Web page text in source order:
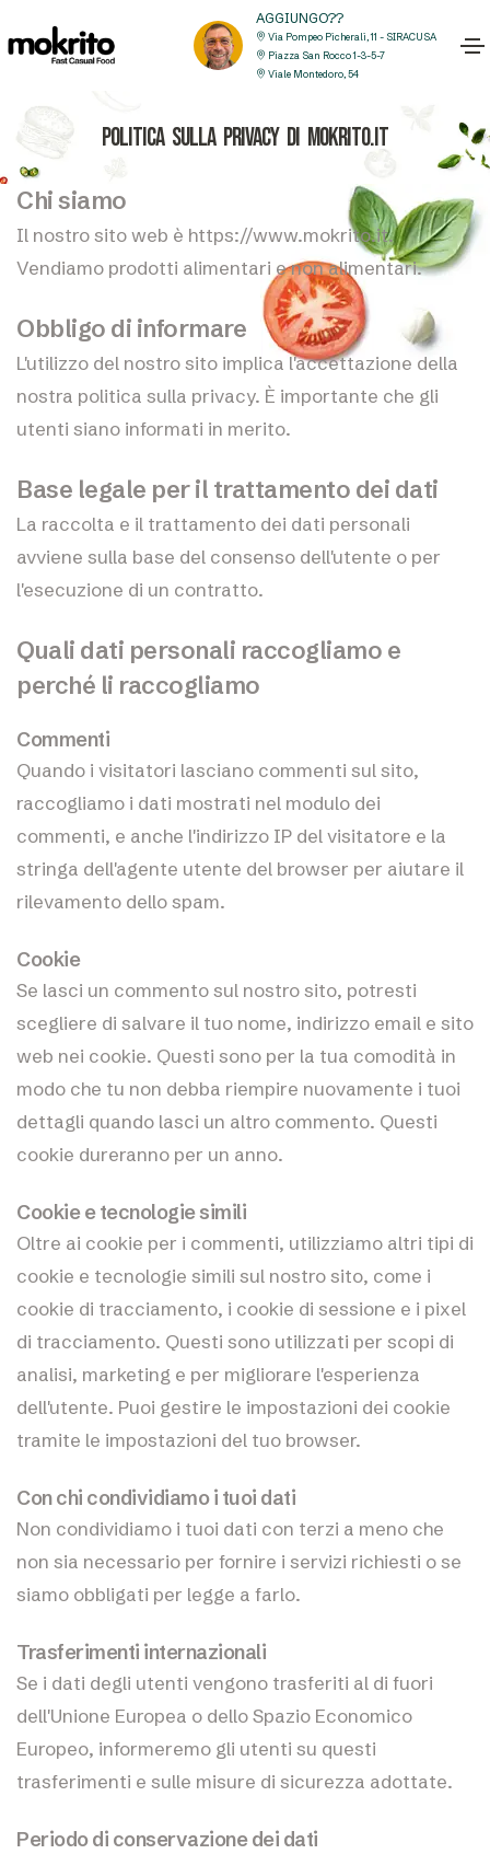
AGGIUNGO??
Via Pompeo Picherali, 11 - SIRACUSA
Piazza San Rocco 1-3-5-7
Viale Montedoro, 54
Politica sulla Privacy di Mokrito.it
Chi siamo
Il nostro sito web è https://www.mokrito.it.
Vendiamo prodotti alimentari e non alimentari.
Obbligo di informare
L'utilizzo del nostro sito implica l'accettazione della
nostra politica sulla privacy. È importante che gli
utenti siano informati in merito.
Base legale per il trattamento dei dati
La raccolta e il trattamento dei dati personali
avviene sulla base del consenso dell'utente o per
l'esecuzione di un contratto.
Quali dati personali raccogliamo e
perché li raccogliamo
Commenti
Quando i visitatori lasciano commenti sul sito,
raccogliamo i dati mostrati nel modulo dei
commenti, e anche l'indirizzo IP del visitatore e la
stringa dell'agente utente del browser per aiutare il
rilevamento dello spam.
Cookie
Se lasci un commento sul nostro sito, potresti
scegliere di salvare il tuo nome, indirizzo email e sito
web nei cookie. Questi sono per la tua comodità in
modo che tu non debba riempire nuovamente i tuoi
dettagli quando lasci un altro commento. Questi
cookie dureranno per un anno.
Cookie e tecnologie simili
Oltre ai cookie per i commenti, utilizziamo altri tipi di
cookie e tecnologie simili sul nostro sito, come i
cookie di tracciamento, i cookie di sessione e i pixel
di tracciamento. Questi sono utilizzati per scopi di
analisi, marketing e per migliorare l'esperienza
dell'utente. Puoi gestire le impostazioni dei cookie
tramite le impostazioni del tuo browser.
Con chi condividiamo i tuoi dati
Non condividiamo i tuoi dati con terzi a meno che
non sia necessario per fornire i servizi richiesti o se
siamo obbligati per legge a farlo.
Trasferimenti internazionali
Se i dati degli utenti vengono trasferiti al di fuori
dell'Unione Europea o dello Spazio Economico
Europeo, informeremo gli utenti su questi
trasferimenti e sulle misure di sicurezza adottate.
Periodo di conservazione dei dati